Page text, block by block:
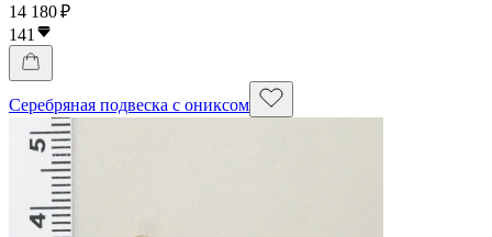
14 180 ₽
141
Серебряная подвеска с ониксом